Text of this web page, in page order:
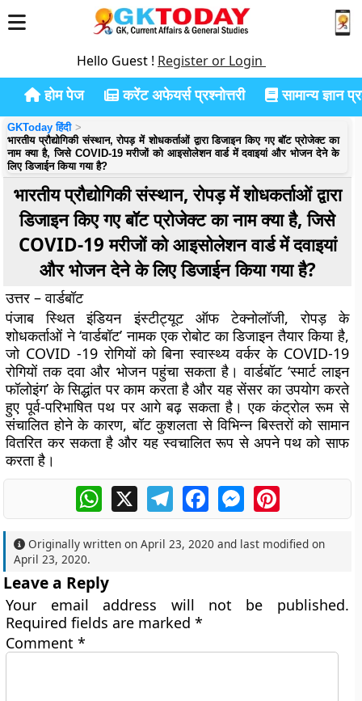
Hello Guest ! Register or Login
होम पेज करेंट अफेयर्स प्रश्नोत्तरी सामान्य ज्ञान
GKToday हिंदी
भारतीय प्रौद्योगिकी संस्थान, रोपड़ में शोधकर्ताओं द्वारा डिजाइन किए गए बॉट प्रोजेक्ट का
नाम क्या है, जिसे COVID-19 मरीजों को आइसोलेशन वार्ड में दवाइयां और भोजन देने के
लिए डिजाईन किया गया है?
भारतीय प्रौद्योगिकी संस्थान, रोपड़ में शोधकर्ताओं द्वारा
डिजाइन किए गए बॉट प्रोजेक्ट का नाम क्या है, जिसे
COVID-19 मरीजों को आइसोलेशन वार्ड में दवाइयां
और भोजन देने के लिए डिजाईन किया गया है?
उत्तर – वार्डबॉट
पंजाब स्थित इंडियन इंस्टीट्यूट ऑफ टेक्नोलॉजी, रोपड़ के
शोधकर्ताओं ने ‘वार्डबॉट’ नामक एक रोबोट का डिजाइन तैयार किया है,
जो COVID -19 रोगियों को बिना स्वास्थ्य वर्कर के COVID-19
रोगियों तक दवा और भोजन पहुंचा सकता है। वार्डबॉट ‘स्मार्ट लाइन
फॉलोइंग’ के सिद्धांत पर काम करता है और यह सेंसर का उपयोग करते
हुए पूर्व-परिभाषित पथ पर आगे बढ़ सकता है। एक कंट्रोल रूम से
संचालित होने के कारण, बॉट कुशलता से विभिन्न बिस्तरों को सामान
वितरित कर सकता है और यह स्वचालित रूप से अपने पथ को साफ
करता है।
WhatsApp
X TelegramFacebookMessengerPinterest
Originally written onApril 23, 2020 and last modified on
April 23, 2020.
Leave a Reply
Your email address will not be published.
Required fields are marked*
Comment*